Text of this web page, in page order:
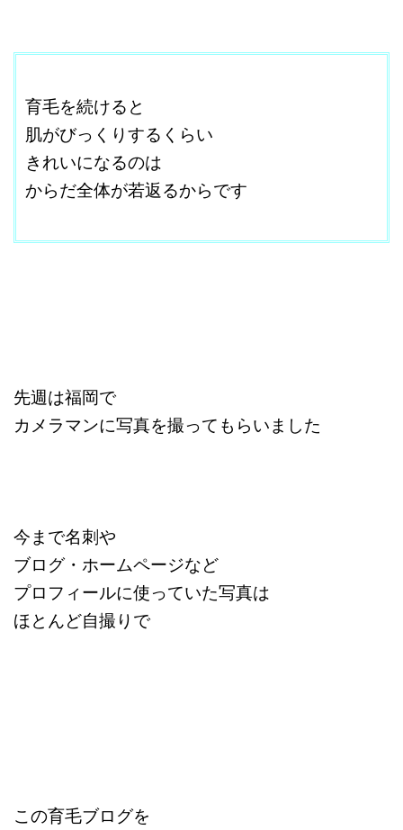
育毛を続けると
肌がびっくりするくらい
きれいになるのは
からだ全体が若返るからです
先週は福岡で
カメラマンに写真を撮ってもらいました
今まで名刺や
ブログ・ホームページなど
プロフィールに使っていた写真は
ほとんど自撮りで
この育毛ブログを